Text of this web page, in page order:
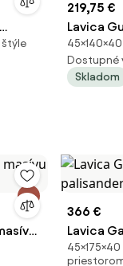
štýle
219,75 €
Lavica
dreva
Dostupné
Skladom
366 €
Lavica